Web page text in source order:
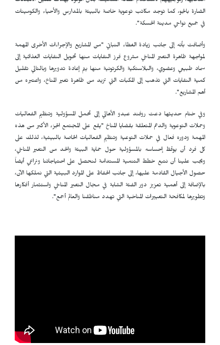
الضارة بالجو، كما توجد مكاتب توعوية خاصة بالبيئة بالمدارس والأحياء والكومينات
في جميع نواحي مدينة الحسكة".
وأضافت بأنه إلى جانب زيادة الغطاء النباتي "من المشاريع والإجراءات الأخرى المهمة
لمواجهة ظاهرة التغير المناخي مشروع فرز النفايات منها تحويل النفايات الغذائية إلى
سماد طبيعي وعضوي، والبلاستكية والكرتونية منها يتم إعادة تدويرها وبالتالي تقليل
كمية النفايات التي تذهب إلى المكبات التي تزيد من ظاهرة تغير المناخ، واعتبره من
أهم المشاريع".
وفي ختام حديثها دعت روفند عبدو الأهالي إلى تحمل المسؤولية وتنظيم الفعاليات
وحملات التوعوية والدعم المتعلقة بقضايا المناخ "يقع على المجتمع الجزء الأكبر من هذه
المهمة ودوره فعال في حملات التوعية وتنظيم الفعاليات الخاصة بالبيئية، لذلك على
كل فرد أن يوقظ إحساسه بالمسؤولية حول حماية البيئة والحد من التغير المناخي،
ويجب علينا أن نتبع خطط التنمية المستدامة لنحصل على احتياجاتنا ونراعي أيضاً
حصول الأجيال القادمة عليها، إلى جانب الحفاظ على الموارد البيئية التي نملكها الآن،
بالإضافة إلى أهمية تعزيز دور الفئة الشابة في مجال التغير المناخي واستثمار أفكارها
وتطويرها لمكافحة التغييرات المناخية التي تهدد مناطقنا والعالم أجمع".